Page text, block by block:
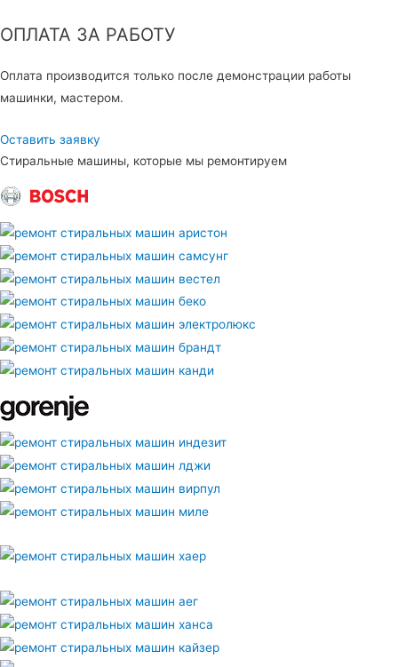
ОПЛАТА ЗА РАБОТУ
Оплата производится только после демонстрации работы
машинки, мастером.
Оставить заявку
Стиральные машины, которые мы ремонтируем